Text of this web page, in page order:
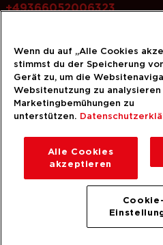
+49366052006323
Sie haben Fragen zum
eine Anfrage über unser
AGB/
Cookie-
Wenn du auf „Alle Cookies
stimmst du der Speicherung
Gerät zu, um die
Websitenutzung zu analysieren
Marketingbemühungen zu
unterstützen.
Alle Cookies
akzeptieren
Cookie-